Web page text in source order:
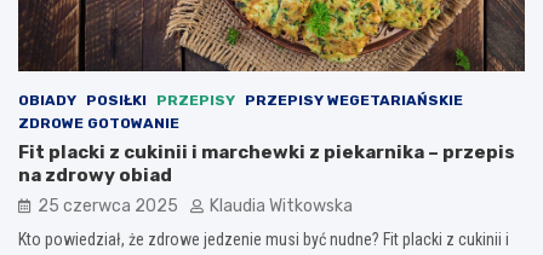
OBIADY POSIŁKI PRZEPISY
PRZEPISY WEGETARIAŃSKIE
ZDROWE GOTOWANIE
Fit placki z cukinii i marchewki z piekarnika – przepis
na zdrowy obiad
25 czerwca 2025 Klaudia Witkowska
Kto powiedział, że zdrowe jedzenie musi być nudne? Fit placki z cukinii i